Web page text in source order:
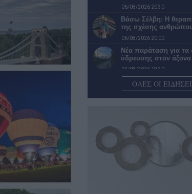
06/08/2026 20:30
Βάσω Σέλβη: Η
της σχέσης
06/08/2026 20:00
Νέα παράταση για τα
ύδρευσης στον
06/08/2026 19:30
«Πράσινο φως» για
του Παλαιού
Διοκλής
ΟΛΕΣ ΟΙ